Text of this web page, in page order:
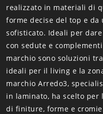
realizzato in materiali di
forme decise del top e da
sofisticato. Ideali per
con sedute e
marchio sono soluzioni
ideali per il living e la
marchio Arredo3,
in laminato, ha scelto per
di finiture, forme e